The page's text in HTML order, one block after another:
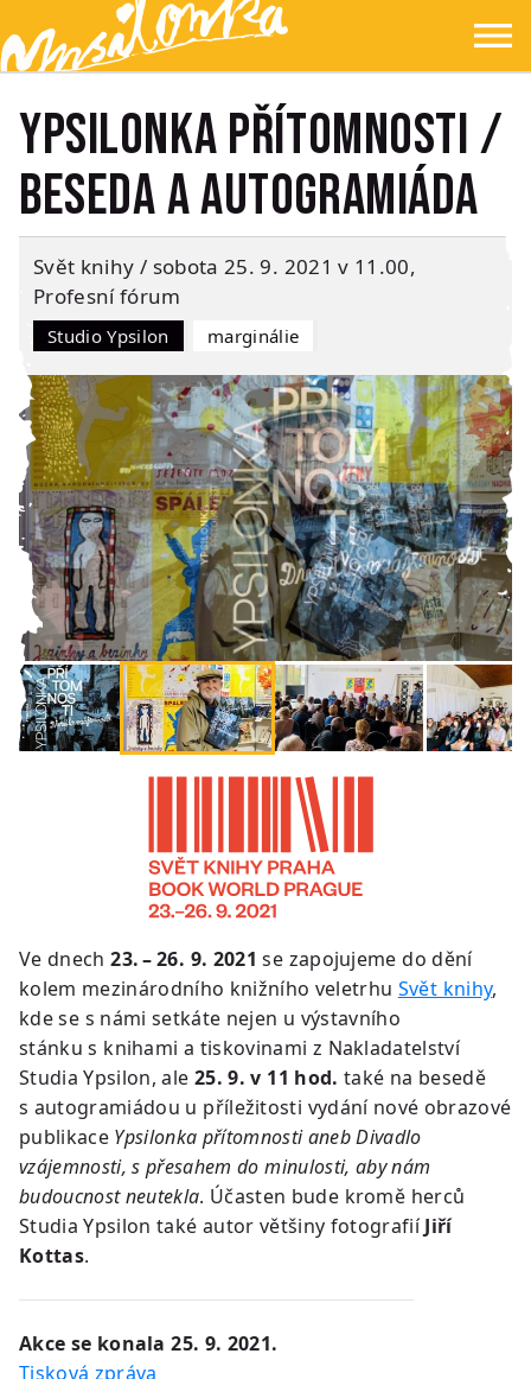
Přejít na hlavní obsah
Přejít na navigaci
Přejít na hledání
Ypsilonka ☰
Ypsilonka přítomnosti /
beseda a autogramiáda
Svět knihy / sobota 25. 9. 2021 v 11.00,
Profesní fórum
Studio Ypsilon Marginálie
Ve dnech23. – 26. 9. 2021 se zapojujeme do dění
kolem mezinárodního knižního veletrhu Svět knihy,
kde se s námi setkáte nejen u výstavního
stánku s knihami a tiskovinami z Nakladatelství
Studia Ypsilon, ale 25. 9. v 11 hod. také na besedě
s autogramiádou u příležitosti vydání nové obrazové
publikace Ypsilonka přítomnosti aneb Divadlo
vzájemnosti, s přesahem do minulosti, aby nám
budoucnost neutekla. Účasten bude kromě herců
Studia Ypsilon také autor většiny fotografiíJiří
Kottas.
Akce se konala 25. 9. 2021.
Tisková zpráva